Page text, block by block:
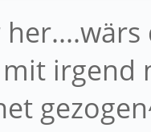
irgend